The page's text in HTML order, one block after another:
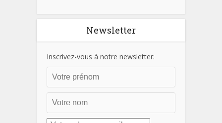
Newsletter
Inscrivez-vous à notre newsletter: